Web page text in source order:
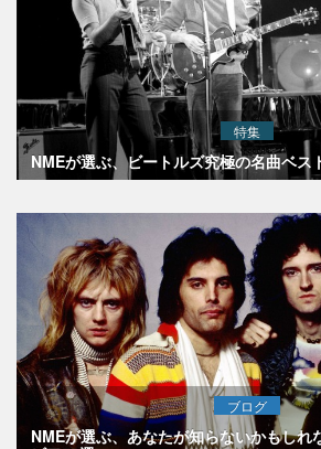
特集
NMEが選ぶ、ビートルズ究極の名曲ベ
ブログ
NMEが選ぶ、あなたが知らないかもしれ